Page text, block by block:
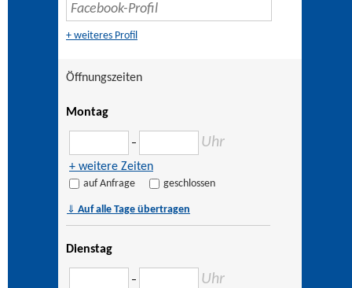
+ weiteres Profil
Öffnungszeiten
Montag
– Uhr
+ weitere Zeiten
auf Anfrage geschlossen
⇓ Auf alle Tage übertragen
Dienstag
– Uhr